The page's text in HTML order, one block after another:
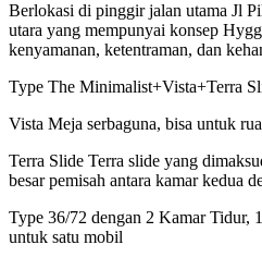
Berlokasi di pinggir jalan utama Jl
utara yang mempunyai konsep
kenyamanan, ketentraman, dan
Type The Minimalist+Vista+Terra
Vista Meja serbaguna, bisa untuk
Terra Slide Terra slide yang
besar pemisah antara kamar kedua
Type 36/72 dengan 2 Kamar Tidur,
untuk satu mobil